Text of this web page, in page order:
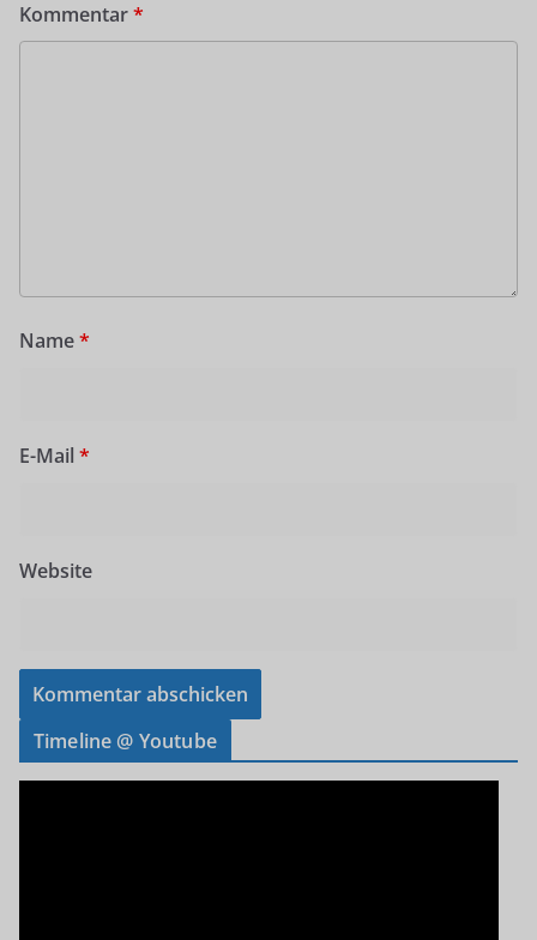
Kommentar*
Name*
E-Mail *
Website
Timeline @ Youtube